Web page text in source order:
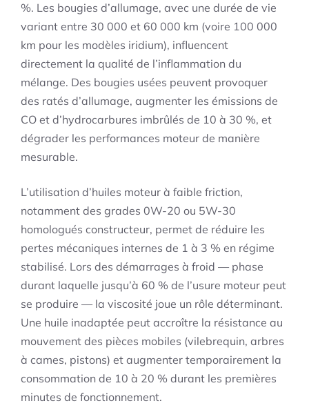
%. Les bougies d’allumage, avec une durée de vie
variant entre 30 000 et 60 000 km (voire 100 000
km pour les modèles iridium), influencent
directement la qualité de l’inflammation du
mélange. Des bougies usées peuvent provoquer
des ratés d’allumage, augmenter les émissions de
CO et d’hydrocarbures imbrûlés de 10 à 30 %, et
dégrader les performances moteur de manière
mesurable.
L’utilisation d’huiles moteur à faible friction,
notamment des grades 0W-20 ou 5W-30
homologués constructeur, permet de réduire les
pertes mécaniques internes de 1 à 3 % en régime
stabilisé. Lors des démarrages à froid — phase
durant laquelle jusqu’à 60 % de l’usure moteur peut
se produire — la viscosité joue un rôle déterminant.
Une huile inadaptée peut accroître la résistance au
mouvement des pièces mobiles (vilebrequin, arbres
à cames, pistons) et augmenter temporairement la
consommation de 10 à 20 % durant les premières
minutes de fonctionnement.